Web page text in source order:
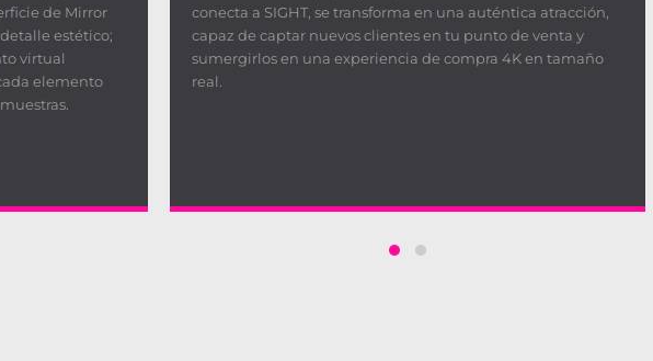
de Mirror
estético;
virtual
elemento
conecta a SIGHT, se transforma en una auténtica atracción,
capaz de captar nuevos clientes en tu punto de venta y
sumergirlos en una experiencia de compra 4K en tamaño
real.